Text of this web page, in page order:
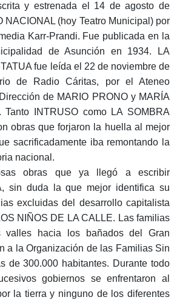
y estrenada el 14 de agosto de
NACIONAL (hoy Teatro Municipal) por
Karr-Prandi. Fue publicada en la
de Asunción en 1934. LA
fue leída el 22 de noviembre de
de Radio Cáritas, por el Ateneo
de MARIO PRONO y MARÍA
Tanto INTRUSO como LA SOMBRA
obras que forjaron la huella al mejor
sacrificadamente iba remontando la
nacional.
obras que ya llegó a escribir
sin duda la que mejor identifica su
excluidas del desarrollo capitalista
NIÑOS DE LA CALLE. Las familias
valles hacia los bañados del Gran
a la Organización de las Familias Sin
de 300.000 habitantes. Durante todo
gobiernos se enfrentaron al
la tierra y ninguno de los diferentes